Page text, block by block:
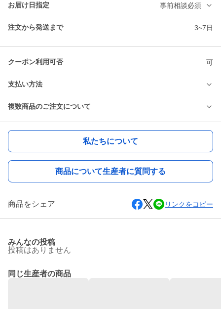
お届け日指定 事前相談必須
注文から発送まで 3~7日
クーポン利用可否 可
支払い方法
複数商品のご注文について
私たちについて
商品について生産者に質問する
商品をシェア リンクをコピー
みんなの投稿
投稿はありません
同じ生産者の商品